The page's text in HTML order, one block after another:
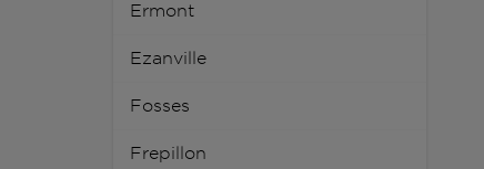
Ermont
Ezanville
Fosses
Frepillon